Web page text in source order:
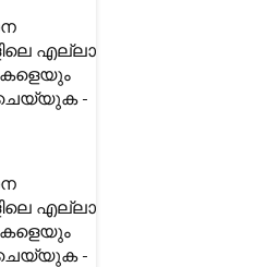
എല്ലാ
-
എല്ലാ
-